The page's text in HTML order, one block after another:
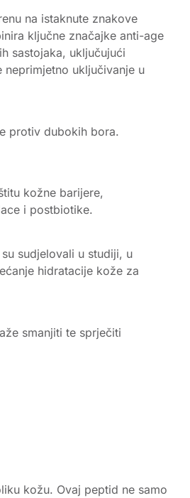
na istaknute znakove
ključne značajke anti-age
sastojaka, uključujući
uključivanje u
protiv dubokih bora.
kožne barijere,
i postbiotike.
sudjelovali u studiji, u
hidratacije kože za
smanjiti te sprječiti
kožu. Ovaj peptid ne samo